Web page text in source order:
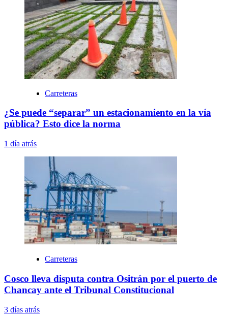
Carreteras
¿Se puede “separar” un estacionamiento en la vía
pública? Esto dice la norma
1 día atrás
Carreteras
Cosco lleva disputa contra Ositrán por el puerto de
Chancay ante el Tribunal Constitucional
3 días atrás